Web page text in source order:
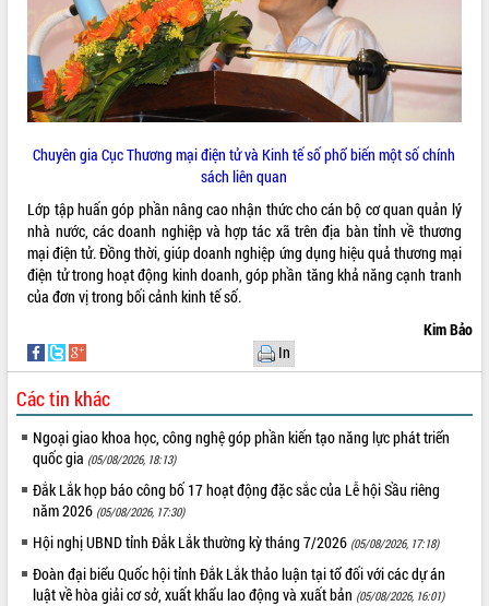
Chuyên gia Cục Thương mại điện tử và Kinh tế số phổ biến một số chính
sách liên quan
Lớp tập huấn góp phần nâng cao nhận thức cho cán bộ cơ quan quản lý
nhà nước, các doanh nghiệp và hợp tác xã trên địa bàn tỉnh về thương
mại điện tử. Đồng thời, giúp doanh nghiệp ứng dụng hiệu quả thương mại
điện tử trong hoạt động kinh doanh, góp phần tăng khả năng cạnh tranh
của đơn vị trong bối cảnh kinh tế số.
Kim Bảo
In
Các tin khác
Ngoại giao khoa học, công nghệ góp phần kiến tạo năng lực phát triển
quốc gia (05/08/2026, 18:13)
Đắk Lắk họp báo công bố 17 hoạt động đặc sắc của Lễ hội Sầu riêng
năm 2026 (05/08/2026, 17:30)
Hội nghị UBND tỉnh Đắk Lắk thường kỳ tháng 7/2026 (05/08/2026, 17:18)
Đoàn đại biểu Quốc hội tỉnh Đắk Lắk thảo luận tại tổ đối với các dự án
luật về hòa giải cơ sở, xuất khẩu lao động và xuất bản (05/08/2026, 16:01)